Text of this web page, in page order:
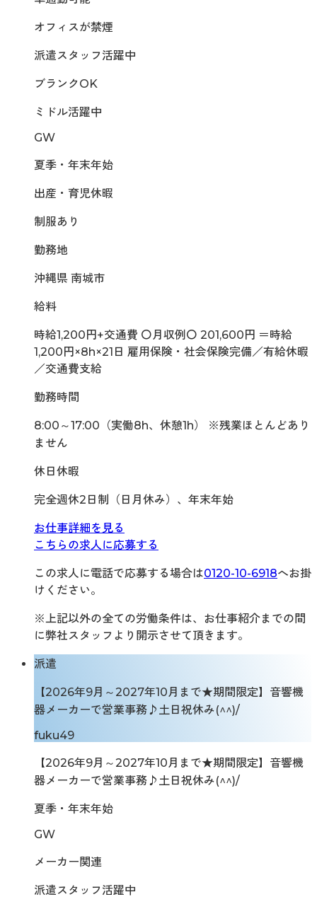
オフィスが禁煙
派遣スタッフ活躍中
ブランクOK
ミドル活躍中
GW
夏季・年末年始
出産・育児休暇
制服あり
勤務地
沖縄県 南城市
給料
時給1,200円+交通費 〇月収例〇 201,600円 ＝時給
1,200円×8h×21日 雇用保険・社会保険完備／有給休暇
／交通費支給
勤務時間
8:00～17:00（実働8h、休憩1h） ※残業ほとんどあり
ません
休日休暇
完全週休2日制（日月休み）、年末年始
お仕事詳細を見る
こちらの求人に応募する
この求人に電話で応募する場合は0120-10-6918へお掛
けください。
※上記以外の全ての労働条件は、お仕事紹介までの間
に弊社スタッフより開示させて頂きます。
派遣
【2026年9月～2027年10月まで★期間限定】音響機
器メーカーで営業事務♪土日祝休み(^^)/
fuku49
【2026年9月～2027年10月まで★期間限定】音響機
器メーカーで営業事務♪土日祝休み(^^)/
夏季・年末年始
GW
メーカー関連
派遣スタッフ活躍中